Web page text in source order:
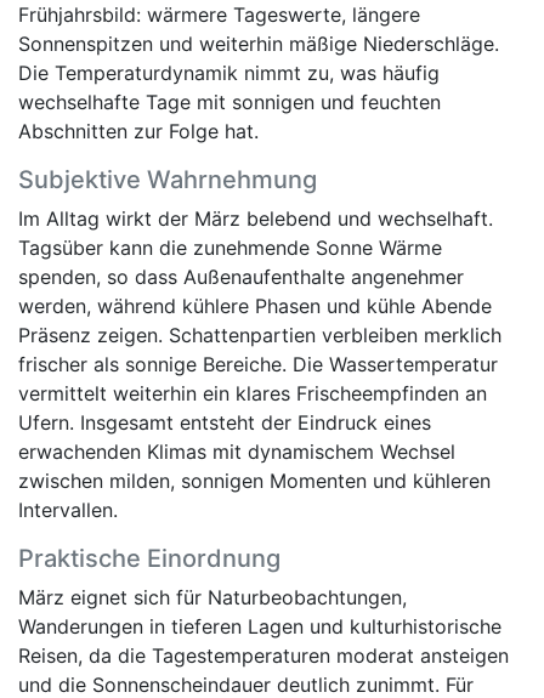
Frühjahrsbild: wärmere Tageswerte, längere
Sonnenspitzen und weiterhin mäßige Niederschläge.
Die Temperaturdynamik nimmt zu, was häufig
wechselhafte Tage mit sonnigen und feuchten
Abschnitten zur Folge hat.
Subjektive Wahrnehmung
Im Alltag wirkt der März belebend und wechselhaft.
Tagsüber kann die zunehmende Sonne Wärme
spenden, so dass Außenaufenthalte angenehmer
werden, während kühlere Phasen und kühle Abende
Präsenz zeigen. Schattenpartien verbleiben merklich
frischer als sonnige Bereiche. Die Wassertemperatur
vermittelt weiterhin ein klares Frischeempfinden an
Ufern. Insgesamt entsteht der Eindruck eines
erwachenden Klimas mit dynamischem Wechsel
zwischen milden, sonnigen Momenten und kühleren
Intervallen.
Praktische Einordnung
März eignet sich für Naturbeobachtungen,
Wanderungen in tieferen Lagen und kulturhistorische
Reisen, da die Tagestemperaturen moderat ansteigen
und die Sonnenscheindauer deutlich zunimmt. Für